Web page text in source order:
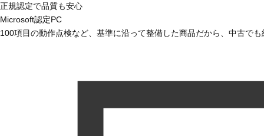
正規認定で品質も安心
Microsoft認定PC
100項目の動作点検など、基準に沿って整備した商品だから、中古で